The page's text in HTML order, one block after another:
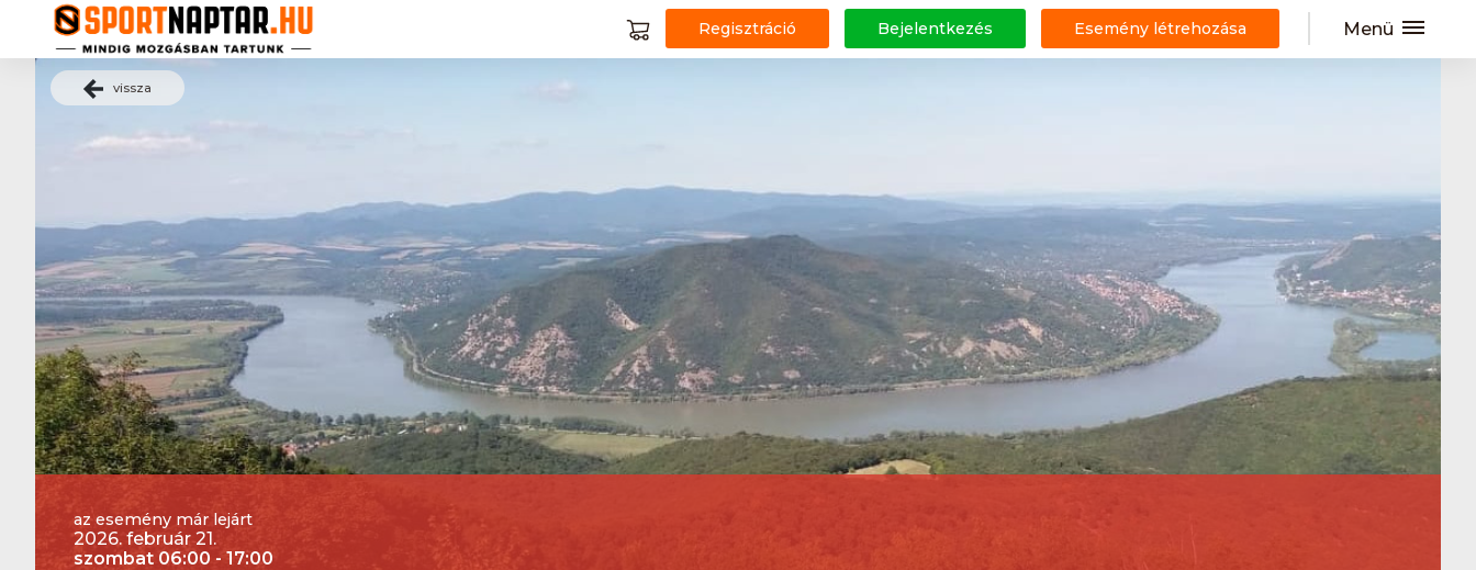
Regisztráció Bejelentkezés Esemény létrehozása Menü
vissza
az esemény már lejárt
2026. február 21.
szombat 06:00 - 17:00